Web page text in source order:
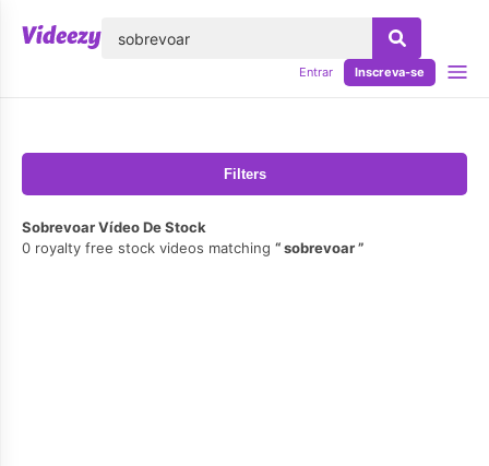
Entrar Inscreva-se
Filters
Sobrevoar Vídeo De Stock
0 royalty free stock videos matching
sobrevoar